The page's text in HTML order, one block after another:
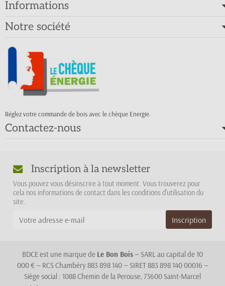
Informations
Notre société
Réglez votre commande de bois avec le chèque Energie.
Contactez-nous
Inscription à la newsletter
Vous pouvez vous désinscrire à tout moment. Vous trouverez pour
cela nos informations de contact dans les conditions d'utilisation du
site.
BDCE est une marque de Le Bon Bois— SARL au capital de 10
000 € — RCS Chambéry 883 898 140 — SIRET 883 898 140 00016 —
Siège social : 1088 Chemin de la Perouse, 73600 Saint-Marcel